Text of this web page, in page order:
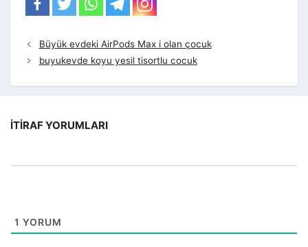
Büyük evdeki AirPods Max i olan çocuk
buyukevde koyu yesil tisortlu cocuk
İTIRAF YORUMLARI
1 YORUM